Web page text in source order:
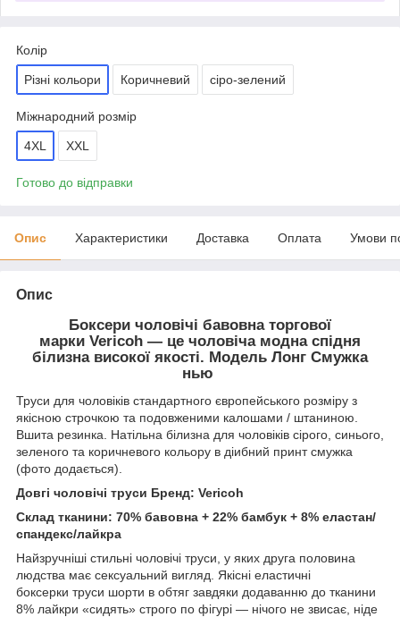
Колір
Різні кольори Коричневий сіро-зелений
Міжнародний розмір
4XL XXL
Готово до відправки
Опис Характеристики Доставка Оплата Умови
Опис
Боксери чоловічі бавовна торгової
марки Vericoh — це чоловіча модна спідня
білизна високої якості. Модель Лонг Смужка
нью
Труси для чоловіків стандартного європейського розміру з
якісною строчкою та подовженими калошами / штаниною.
Вшита резинка. Натільна білизна для чоловіків сірого, синього,
зеленого та коричневого кольору в діибний принт смужка
(фото додається).
Довгі чоловічі труси Бренд: Vericoh
Склад тканини: 70% бавовна + 22% бамбук + 8% еластан/
спандекс/лайкра
Найзручніші стильні чоловічі труси, у яких друга половина
людства має сексуальний вигляд. Якісні еластичні
боксерки труси шорти в обтяг завдяки додаванню до тканини
8% лайкри «сидять» строго по фігурі — нічого не звисає, ніде